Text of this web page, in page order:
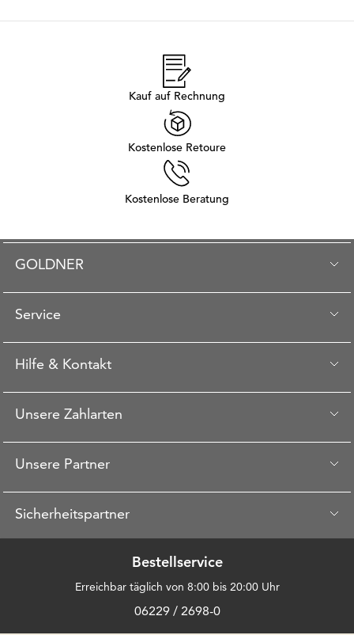
Kauf auf Rechnung
Kostenlose Retoure
Kostenlose Beratung
GOLDNER
Service
Hilfe & Kontakt
Unsere Zahlarten
Unsere Partner
Sicherheitspartner
Bestellservice
Erreichbar täglich von 8:00 bis 20:00 Uhr
06229 / 2698-0